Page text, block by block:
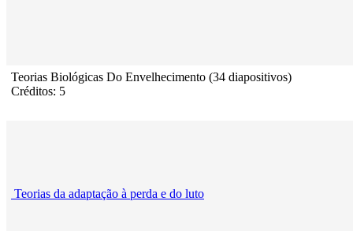
Teorias Biológicas Do Envelhecimento (34 diapositivos)
Créditos: 5
Teorias da adaptação à perda e do luto